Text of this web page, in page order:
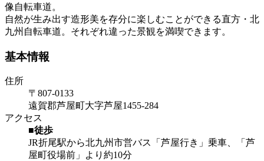
像自転車道。
自然が生み出す造形美を存分に楽しむことができる直方・北
九州自転車道。それぞれ違った景観を満喫できます。
基本情報
住所
〒807-0133
遠賀郡芦屋町大字芦屋1455-284
アクセス
■徒歩
JR折尾駅から北九州市営バス「芦屋行き」乗車、「芦
屋町役場前」より約10分